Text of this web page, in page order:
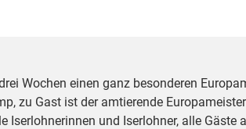
Wochen einen ganz besonderen
zu Gast ist der amtierende
Iserlohnerinnen und Iserlohner, alle Gäste